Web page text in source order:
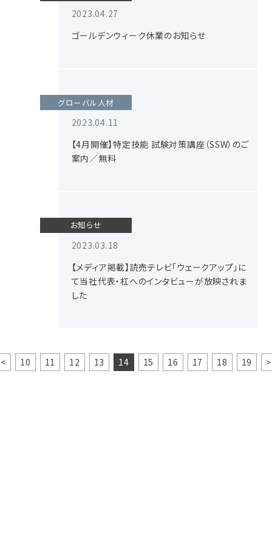
2023.04.27
ゴールデンウィーク休業のお知らせ
グローバル人材
2023.04.11
【4月開催】特定技能 試験対策講座（SSW）のご
案内／無料
お知らせ
2023.03.18
【メディア掲載】読売テレビ「ウェークアップ」に
て当社代表・杠へのインタビューが放映されま
した
< 10 11 12 13 14 15 16 17 18 19 >